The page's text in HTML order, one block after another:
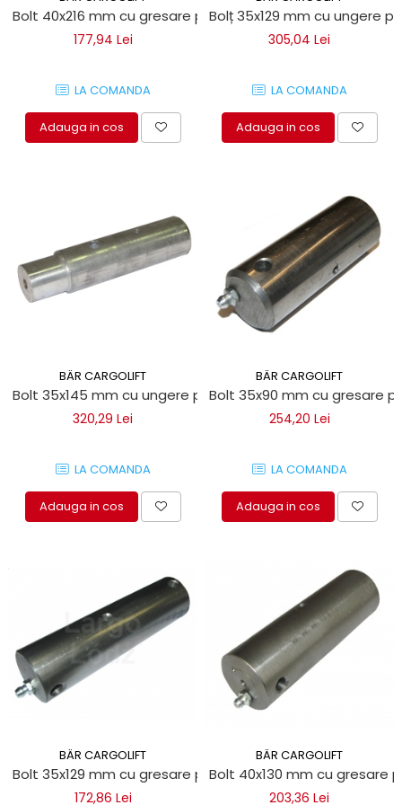
Grup electropompa
Bolturi, role si bucsi
Mecanice
Electrice
Hidraulice
ERHEL - HYDRIS
Hidraulice
Electrice
Mecanice
Cilindri si burdufuri protectie
Consumabile
Bolt 40x216 mm cu gresare pentru obloane hidraulice Bar
177,94 Lei
LA COMANDA
Adauga in cos
Bolț 35x129 mm cu ungere
305,04 Lei
LA COMANDA
Adauga in cos
BÄR CARGOLIFT
Bolt 35x145 mm cu ungere pentru platformele hidraulice
320,29 Lei
LA COMANDA
Adauga in cos
BÄR CARGOLIFT
Bolt 35x90 mm cu gresare
254,20 Lei
LA COMANDA
Adauga in cos
BÄR CARGOLIFT
Bolt 35x129 mm cu gresare pentru obloane hidraulice Bar
172,86 Lei
BÄR CARGOLIFT
Bolt 40x130 mm cu gresare
203,36 Lei